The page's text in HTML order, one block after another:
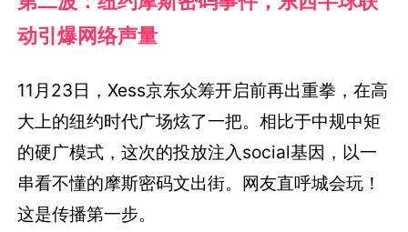
动引爆网络声量
11月23日，Xess京东众筹开启前再出重拳，在高
大上的纽约时代广场炫了一把。相比于中规中矩
的硬广模式，这次的投放注入social基因，以一
串看不懂的摩斯密码文出街。网友直呼城会玩！
这是传播第一步。